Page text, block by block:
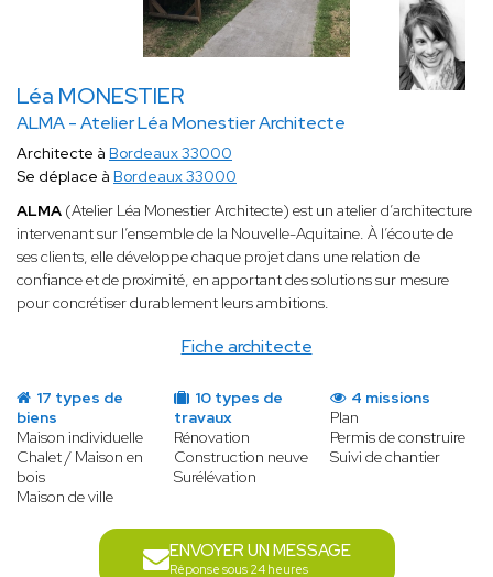
Léa MONESTIER
ALMA - Atelier Léa Monestier Architecte
Fiche architecte
Architecte à Bordeaux 33000
Se déplace à Bordeaux 33000
ALMA (Atelier Léa Monestier Architecte) est un atelier d’architecture
intervenant sur l’ensemble de la Nouvelle-Aquitaine. À l’écoute de
ses clients, elle développe chaque projet dans une relation de
confiance et de proximité, en apportant des solutions sur mesure
pour concrétiser durablement leurs ambitions.
17 types de
biens
Maison individuelle
Chalet / Maison en
bois
Maison de ville
10 types de
travaux
Rénovation
Construction neuve
Surélévation
4 missions
Plan
Permis de construire
Suivi de chantier
ENVOYER UN MESSAGE
Réponse sous 24 heures